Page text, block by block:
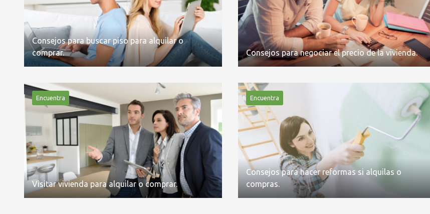
Consejos para buscar piso para alquilar o
comprar.
Consejos para negociar el precio de la vivienda.
Encuentra
Visitar vivienda para alquilar o comprar.
Encuentra
Consejos para hacer reformas si alquilas o
compras.